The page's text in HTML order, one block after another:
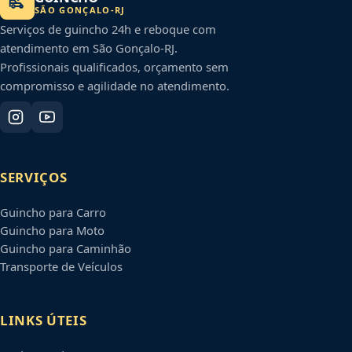
SÃO GONÇALO -RJ
Serviços de guincho 24h e reboque com
atendimento em São Gonçalo-RJ.
Profissionais qualificados, orçamento sem
compromisso e agilidade no atendimento.
SERVIÇOS
Guincho para Carro
Guincho para Moto
Guincho para Caminhão
Transporte de Veículos
LINKS ÚTEIS